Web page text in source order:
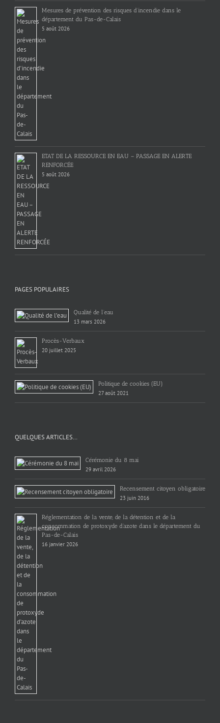
Mesures de prévention des risques d’incendie dans le
département du Pas-de-Calais
5 août 2026
ETAT DE LA RESSOURCE EN EAU – PASSAGE EN ALERTE
RENFORCÉE
5 août 2026
PAGES POPULAIRES
Qualité de l’eau
13 mars 2026
Procès-Verbaux
20 juillet 2025
Politique de cookies (EU)
27 août 2021
QUELQUES ARTICLES…
Cérémonie du 8 mai
29 avril 2026
Recensement citoyen obligatoire
23 juin 2016
Réglementation de la vente, de la détention et de la
consommation de protoxyde d’azote dans le département du
Pas-de-Calais
16 janvier 2026